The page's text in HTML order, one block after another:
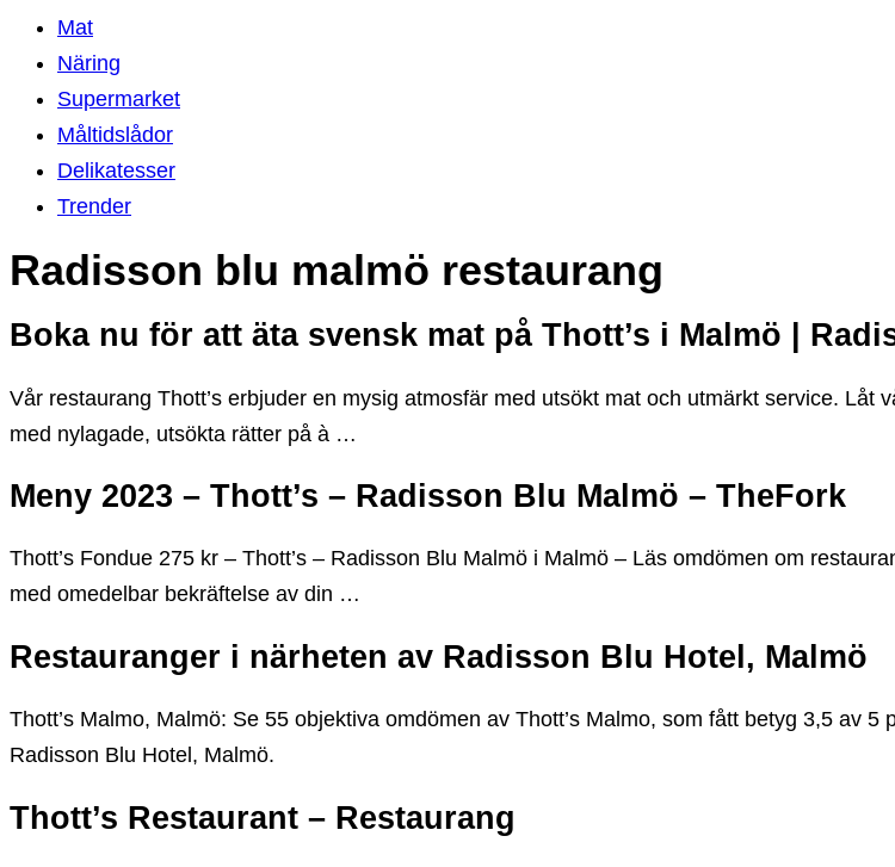
Mat
Näring
Supermarket
Måltidslådor
Delikatesser
Trender
Radisson blu malmö restaurang
Boka nu för att äta svensk mat på Thott’s i Malmö |
Vår restaurang Thott’s erbjuder en mysig atmosfär med utsökt mat och utmärkt service. Låt
med nylagade, utsökta rätter på à …
Meny 2023 – Thott’s – Radisson Blu Malmö – TheFork
Thott’s Fondue 275 kr – Thott’s – Radisson Blu Malmö i Malmö – Läs omdömen om
med omedelbar bekräftelse av din …
Restauranger i närheten av Radisson Blu Hotel, Malmö
Thott’s Malmo, Malmö: Se 55 objektiva omdömen av Thott’s Malmo, som fått betyg 3,5 av
Radisson Blu Hotel, Malmö.
Thott’s Restaurant – Restaurang